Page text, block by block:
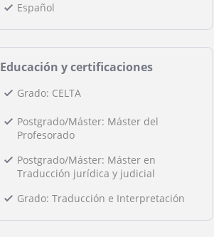
Español
Educación y certificaciones
Grado: CELTA
Postgrado/Máster: Máster del
Profesorado
Postgrado/Máster: Máster en
Traducción jurídica y judicial
Grado: Traducción e Interpretación